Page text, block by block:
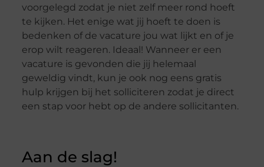
voorgelegd zodat je niet zelf meer rond hoeft
te kijken. Het enige wat jij hoeft te doen is
bedenken of de vacature jou wat lijkt en of je
erop wilt reageren. Ideaal! Wanneer er een
vacature is gevonden die jij helemaal
geweldig vindt, kun je ook nog eens gratis
hulp krijgen bij het solliciteren zodat je direct
een stap voor hebt op de andere sollicitanten.
Aan de slag!